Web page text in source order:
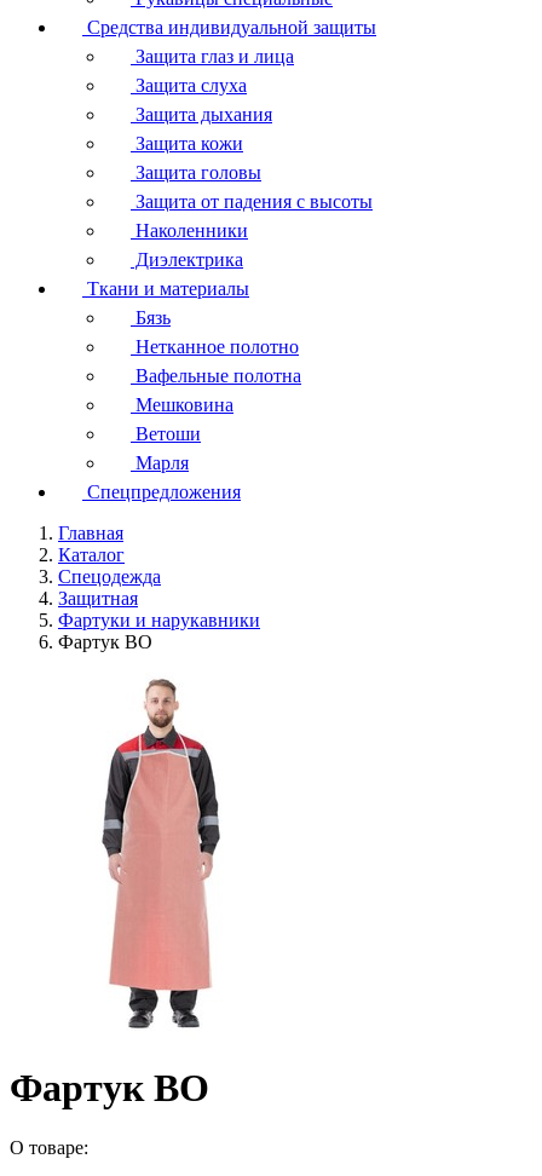
Средства индивидуальной защиты
Защита глаз и лица
Защита слуха
Защита дыхания
Защита кожи
Защита головы
Защита от падения с высоты
Наколенники
Диэлектрика
Ткани и материалы
Бязь
Нетканное полотно
Вафельные полотна
Мешковина
Ветоши
Марля
Спецпредложения
Главная
Каталог
Спецодежда
Защитная
Фартуки и нарукавники
Фартук ВО
Фартук ВО
О товаре: